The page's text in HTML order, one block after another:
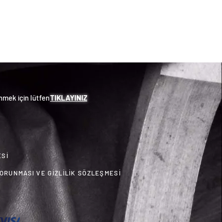
için lütfenTIKLAYINIZ
VE GİZLİLİK SÖZLEŞMESİ